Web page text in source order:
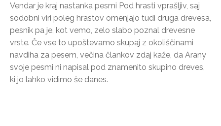
Vendar je kraj nastanka pesmi Pod hrasti vprašljiv, saj
sodobni viri poleg hrastov omenjajo tudi druga drevesa,
pesnik pa je, kot vemo, zelo slabo poznal drevesne
vrste. Če vse to upoštevamo skupaj z okoliščinami
navdiha za pesem, večina člankov zdaj kaže, da Arany
svoje pesmi ni napisal pod znamenito skupino dreves,
ki jo lahko vidimo še danes.